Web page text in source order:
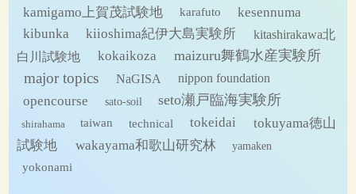
kamigamo上賀茂試験地 karafuto
kesennuma
kibunka
kiioshima紀伊大島実験所
kitashirakawa北
白川試験地
kokaikoza maizuru舞鶴水産実験所
major topics NaGISA nippon foundation
opencourse sato-soil seto瀬戸臨海実験所
shirahama taiwan technical tokeidai
tokuyama徳山
試験地
wakayama和歌山研究林
yamaken
yokonami